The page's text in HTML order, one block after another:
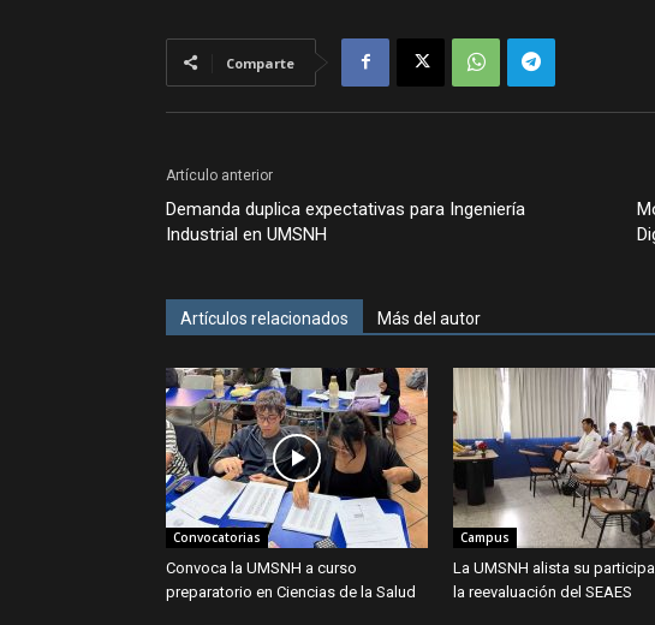
Comparte
Artículo anterior
Demanda duplica expectativas para Ingeniería
Industrial en UMSNH
Artículos relacionados Más del autor
Convocatorias
Convoca la UMSNH a curso
preparatorio en Ciencias de la Salud
Campus
La UMSNH alista su
la reevaluación del SEAES